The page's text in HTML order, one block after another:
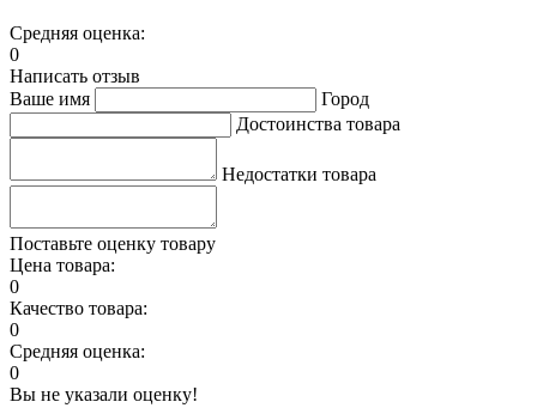
Средняя оценка:
0
Написать отзыв
Ваше имя
Город
Достоинства товара
Недостатки товара
Поставьте оценку товару
Цена товара:
0
Качество товара:
0
Средняя оценка:
0
Вы не указали оценку!